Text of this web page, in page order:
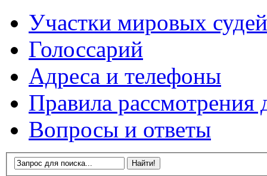
Участки мировых судей
Голоссарий
Адреса и телефоны
Правила рассмотрения
Вопросы и ответы